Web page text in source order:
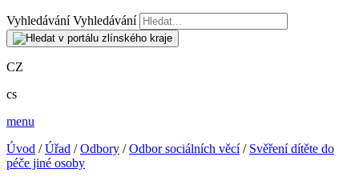
Vyhledávání Vyhledávání
CZ
cs
menu
Úvod /Úřad /Odbory /Odbor sociálních věcí/ Svěření dítěte do
péče jiné osoby